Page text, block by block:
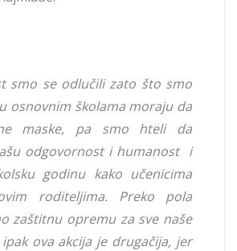
smo se odlučili zato što smo
osnovnim školama moraju da
maske, pa smo hteli da
odgovornost i humanost i
godinu kako učenicima
roditeljima. Preko pola
zaštitnu opremu za sve naše
ova akcija je drugačija, jer